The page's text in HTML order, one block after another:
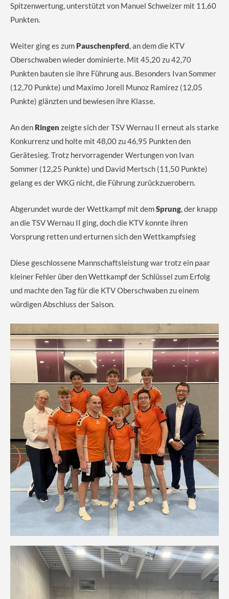
Spitzenwertung, unterstützt von Manuel Schweizer mit 11,60
Punkten.
Weiter ging es zum Pauschenpferd, an dem die KTV
Oberschwaben wieder dominierte. Mit 45,20 zu 42,70
Punkten bauten sie ihre Führung aus. Besonders Ivan Sommer
(12,70 Punkte) und Maximo Jorell Munoz Ramirez (12,05
Punkte) glänzten und bewiesen ihre Klasse.
An den Ringen zeigte sich der TSV Wernau II erneut als starke
Konkurrenz und holte mit 48,00 zu 46,95 Punkten den
Gerätesieg. Trotz hervorragender Wertungen von Ivan
Sommer (12,25 Punkte) und David Mertsch (11,50 Punkte)
gelang es der WKG nicht, die Führung zurückzuerobern.
Abgerundet wurde der Wettkampf mit demSprung, der knapp
an die TSV Wernau II ging, doch die KTV konnte ihren
Vorsprung retten und erturnen sich den Wettkampfsieg
Diese geschlossene Mannschaftsleistung war trotz ein paar
kleiner Fehler über den Wettkampf der Schlüssel zum Erfolg
und machte den Tag für die KTV Oberschwaben zu einem
würdigen Abschluss der Saison.